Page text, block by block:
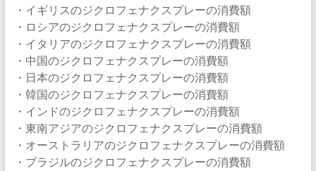
・イギリスのジクロフェナクスプレーの消費額
・ロシアのジクロフェナクスプレーの消費額
・イタリアのジクロフェナクスプレーの消費額
・中国のジクロフェナクスプレーの消費額
・日本のジクロフェナクスプレーの消費額
・韓国のジクロフェナクスプレーの消費額
・インドのジクロフェナクスプレーの消費額
・東南アジアのジクロフェナクスプレーの消費額
・オーストラリアのジクロフェナクスプレーの消費額
・ブラジルのジクロフェナクスプレーの消費額